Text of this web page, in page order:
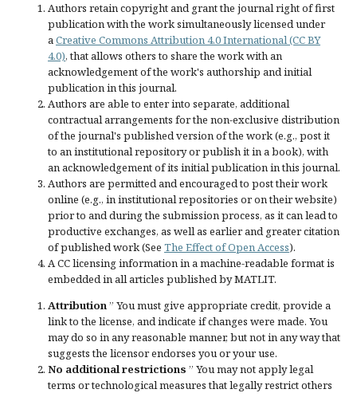
Authors retain copyright and grant the journal right of first
publication with the work simultaneously licensed under
aCreative Commons Attribution 4.0 International (CC BY
4.0), that allows others to share the work with an
acknowledgement of the work's authorship and initial
publication in this journal.
Authors are able to enter into separate, additional
contractual arrangements for the non-exclusive distribution
of the journal's published version of the work (e.g., post it
to an institutional repository or publish it in a book), with
an acknowledgement of its initial publication in this journal.
Authors are permitted and encouraged to post their work
online (e.g., in institutional repositories or on their website)
prior to and during the submission process, as it can lead to
productive exchanges, as well as earlier and greater citation
of published work (See The Effect of Open Access).
A CC licensing information in a machine-readable format is
embedded in all articles published by MATLIT.
Attribution” You must give appropriate credit, provide a
link to the license, andindicate if changes were made. You
may do so in any reasonable manner, but not in any way that
suggests the licensor endorses you or your use.
No additional restrictions ” You may not apply legal
terms ortechnological measuresthat legally restrict others